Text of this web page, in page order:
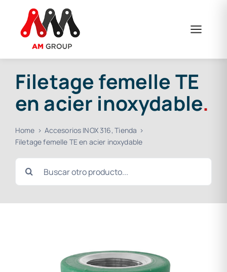
content
Filetage femelle TE
en acier inoxydable.
Home Accesorios INOX 316 Tienda
Filetage femelle TE en acier inoxydable
Search
for: